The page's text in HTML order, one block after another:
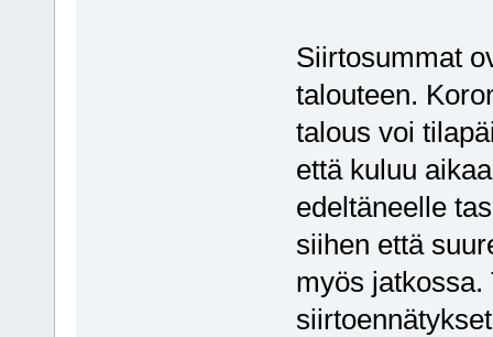
Siirtosummat
talouteen.
talous voi
että kuluu
edeltäneelle
siihen että
myös